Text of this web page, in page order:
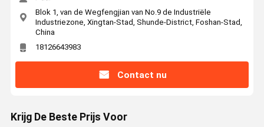
Blok 1, van de Wegfengjian van No.9 de Industriële
Industriezone, Xingtan-Stad, Shunde-District, Foshan-Stad,
China
18126643983
Contact nu
Krijg De Beste Prijs Voor